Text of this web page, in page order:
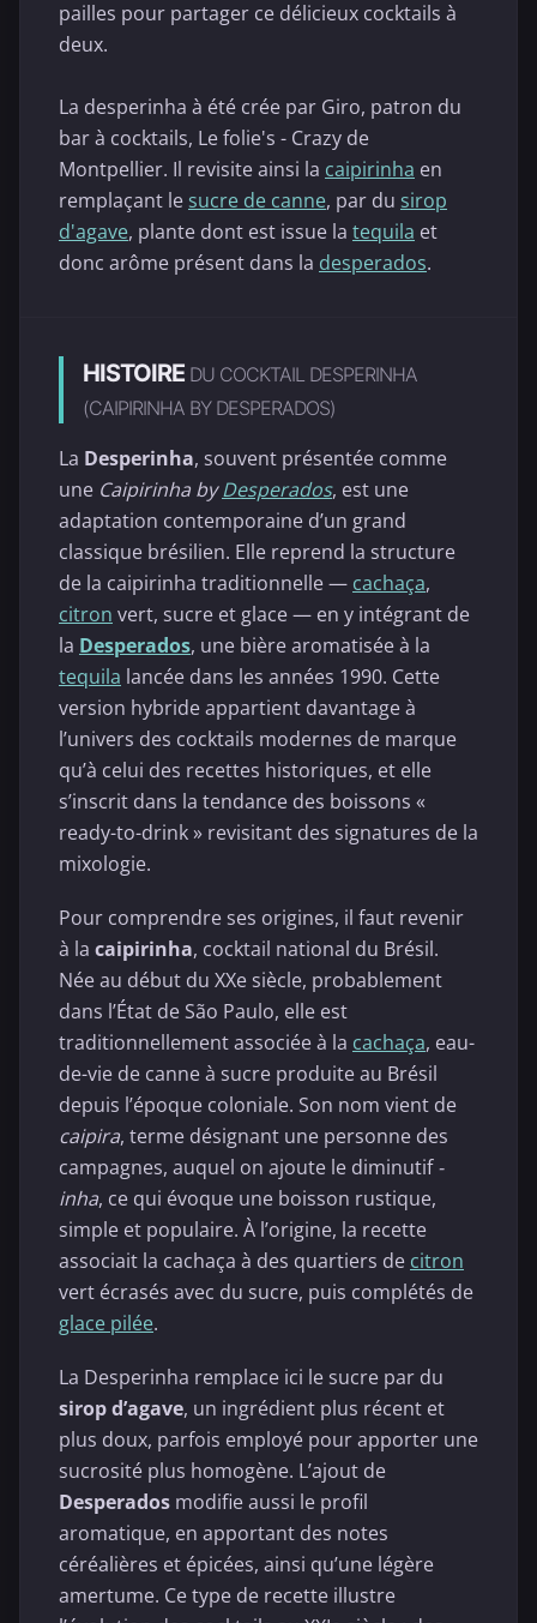
pailles pour partager ce délicieux cocktails à
deux.
La desperinha à été crée par Giro, patron du
bar à cocktails, Le folie's - Crazy de
Montpellier. Il revisite ainsi la caipirinha en
remplaçant le sucre de canne, par du sirop
d'agave, plante dont est issue la tequila et
donc arôme présent dans la desperados.
HISTOIRE DU COCKTAIL DESPERINHA
(CAIPIRINHA BY DESPERADOS)
La Desperinha, souvent présentée comme
une Caipirinha byDesperados, est une
adaptation contemporaine d’un grand
classique brésilien. Elle reprend la structure
de la caipirinha traditionnelle — cachaça,
citron vert, sucre et glace — en y intégrant de
la Desperados, une bière aromatisée à la
tequila lancée dans les années 1990. Cette
version hybride appartient davantage à
l’univers des cocktails modernes de marque
qu’à celui des recettes historiques, et elle
s’inscrit dans la tendance des boissons «
ready-to-drink » revisitant des signatures de la
mixologie.
Pour comprendre ses origines, il faut revenir
à la caipirinha, cocktail national du Brésil.
Née au début du XXe siècle, probablement
dans l’État de São Paulo, elle est
traditionnellement associée à la cachaça, eau-
de-vie de canne à sucre produite au Brésil
depuis l’époque coloniale. Son nom vient de
caipira, terme désignant une personne des
campagnes, auquel on ajoute le diminutif-
inha, ce qui évoque une boisson rustique,
simple et populaire. À l’origine, la recette
associait la cachaça à des quartiers de citron
vert écrasés avec du sucre, puis complétés de
glace pilée.
La Desperinha remplace ici le sucre par du
sirop d’agave, un ingrédient plus récent et
plus doux, parfois employé pour apporter une
sucrosité plus homogène. L’ajout de
Desperados modifie aussi le profil
aromatique, en apportant des notes
céréalières et épicées, ainsi qu’une légère
amertume. Ce type de recette illustre